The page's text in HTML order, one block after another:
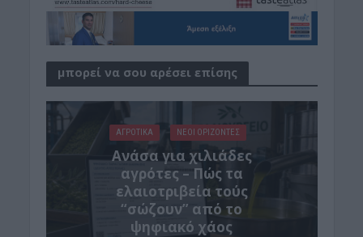
μπορεί να σου αρέσει επίσης
ΑΓΡΟΤΙΚΑ ΝΕΟΙ ΟΡΙΖΟΝΤΕΣ
Ανάσα για χιλιάδες
αγρότες – Πώς τα
ελαιοτριβεία τούς
“σώζουν” από το
ψηφιακό χάος